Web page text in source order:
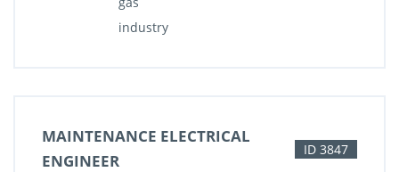
industry
MAINTENANCE ELECTRICAL
ENGINEER
ID 3847